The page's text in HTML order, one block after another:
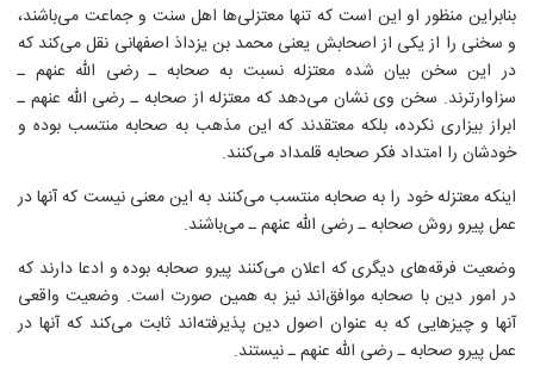
بنابراین منظور او این است که تنها معتزلی‌ها اهل سنت و جماعت می‌باشند،
و سخنی را از یکی از اصحابش یعنی محمد بن یزداذ اصفهانی نقل می‌کند که
در این سخن بیان شده معتزله نسبت به صحابه ـ رضی الله عنهم ـ
سزاوارترند. سخن وی نشان می‌دهد که معتزله از صحابه ـ رضی الله عنهم ـ
ابراز بیزاری نکرده، بلکه معتقدند که این مذهب به صحابه منتسب بوده و
خودشان را امتداد فکر صحابه قلمداد می‌کنند.
اینکه معتزله خود را به صحابه منتسب می‌کنند به این معنی نیست که آنها در
عمل پیرو روش صحابه ـ رضی الله عنهم ـ می‌باشند.
وضعیت فرقه‌های دیگری که اعلان می‌کنند پیرو صحابه بوده و ادعا دارند که
در امور دین با صحابه موافق‌اند نیز به همین صورت است. وضعیت واقعی
آنها و چیزهایی که به عنوان اصول دین پذیرفته‌اند ثابت می‌کند که آنها در
عمل پیرو صحابه ـ رضی الله عنهم ـ نیستند.